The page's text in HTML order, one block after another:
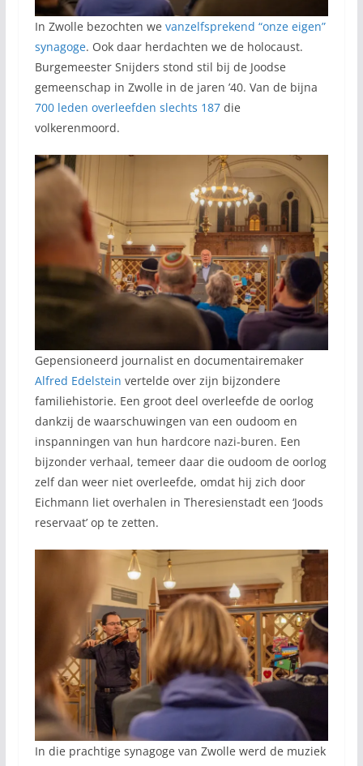
In Zwolle bezochten we vanzelfsprekend “onze eigen”
synagoge. Ook daar herdachten we de holocaust.
Burgemeester Snijders stond stil bij de Joodse
gemeenschap in Zwolle in de jaren ’40. Van de bijna
700 leden overleefden slechts 187die
volkerenmoord.
Gepensioneerd journalist en documentairemaker
Alfred Edelstein vertelde over zijn bijzondere
familiehistorie. Een groot deel overleefde de oorlog
dankzij de waarschuwingen van een oudoom en
inspanningen van hun hardcore nazi-buren. Een
bijzonder verhaal, temeer daar die oudoom de oorlog
zelf dan weer niet overleefde, omdat hij zich door
Eichmann liet overhalen in Theresienstadt een ‘Joods
reservaat’ op te zetten.
In die prachtige synagoge van Zwolle werd de muziek